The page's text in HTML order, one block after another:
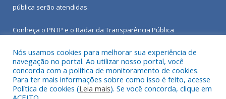
pública serão atendidas.
Conheça o PNTP e o Radar da Transparência Pública
Todos os direitos reservados a Câmara Municipal de Porto de
Moz.
Nós usamos cookies para melhorar sua experiência de
navegação no portal. Ao utilizar nosso portal, você
concorda com a política de monitoramento de cookies.
Para ter mais informações sobre como isso é feito, acesse
Política de cookies (Leia mais). Se você concorda, clique em